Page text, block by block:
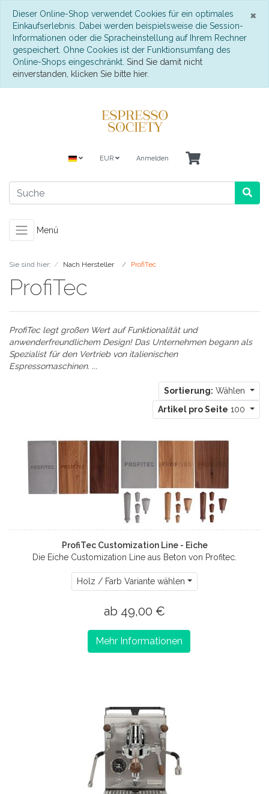
×
Dieser Online-Shop verwendet Cookies für ein optimales
Einkaufserlebnis. Dabei werden beispielsweise die Session-
Informationen oder die Spracheinstellung auf Ihrem Rechner
gespeichert. Ohne Cookies ist der Funktionsumfang des
Online-Shops eingeschränkt. Sind Sie damit nicht
einverstanden, klicken Sie bitte hier.
EUR Anmelden
Menü
Sie sind hier: Nach Hersteller ProfiTec
ProfiTec
ProfiTec legt großen Wert auf Funktionalität und
anwenderfreundlichem Design! Das Unternehmen begann als
Spezialist für den Vertrieb von italienischen
Espressomaschinen. ...
Sortierung: Wählen
Artikel pro Seite 100
ProfiTec Customization Line - Eiche
Die Eiche Customization Line aus Beton von Profitec.
Holz / Farb Variante wählen
ab 49,00 €
Mehr Informationen